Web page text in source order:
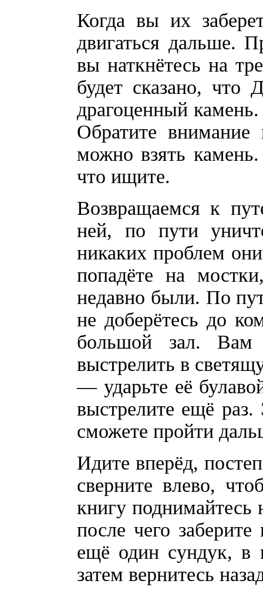
Когда вы их
двигаться дальше.
вы наткнётесь на
будет сказано, что
драгоценный
Обратите
можно взять
что ищите.
Возвращаемся к
ней, по пути
никаких проблем
попадёте на
недавно были. По
не доберётесь до
большой зал. Вам
выстрелить в
— ударьте её
выстрелите ещё
сможете пройти
Идите вперёд,
сверните влево,
книгу поднимайтесь
после чего
ещё один сундук, в
затем вернитесь